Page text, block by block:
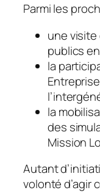
Parmi les
une
publics
la
la
des
Mission
Autant
volonté d’agir